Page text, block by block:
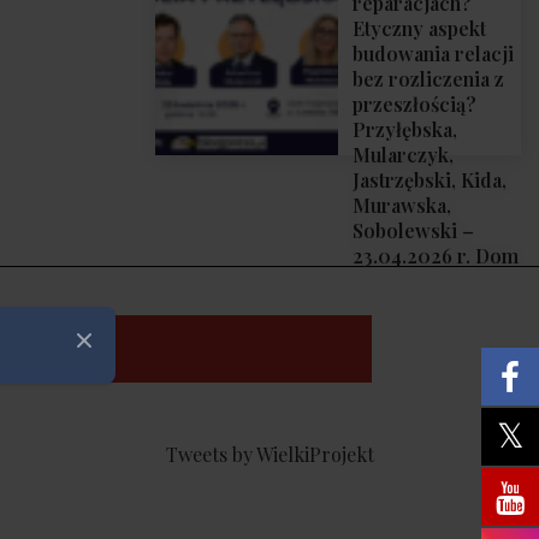
Etyczny aspekt
budowania relacji
bez rozliczenia z
przeszłością?
Przyłębska,
Mularczyk,
Jastrzębski, Kida,
Murawska,
Sobolewski –
23.04.2026 r. Dom
Tweets by WielkiProjekt
Zamknij